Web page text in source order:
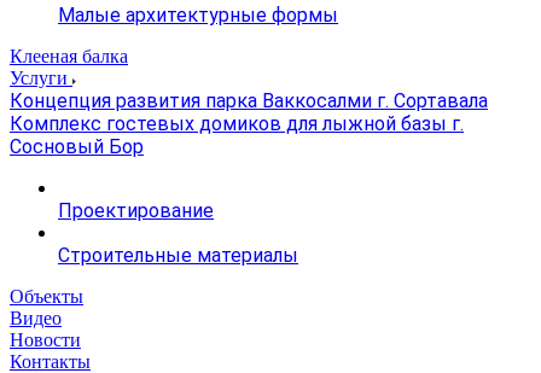
Малые архитектурные формы
Клееная балка
Услуги
Концепция развития парка Ваккосалми г. Сортавала
Комплекс гостевых домиков для лыжной базы г.
Сосновый Бор
Проектирование
Строительные материалы
Объекты
Видео
Новости
Контакты